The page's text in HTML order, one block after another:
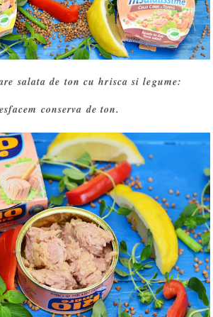
salata de ton cu hrisca si legume:
conserva de ton.